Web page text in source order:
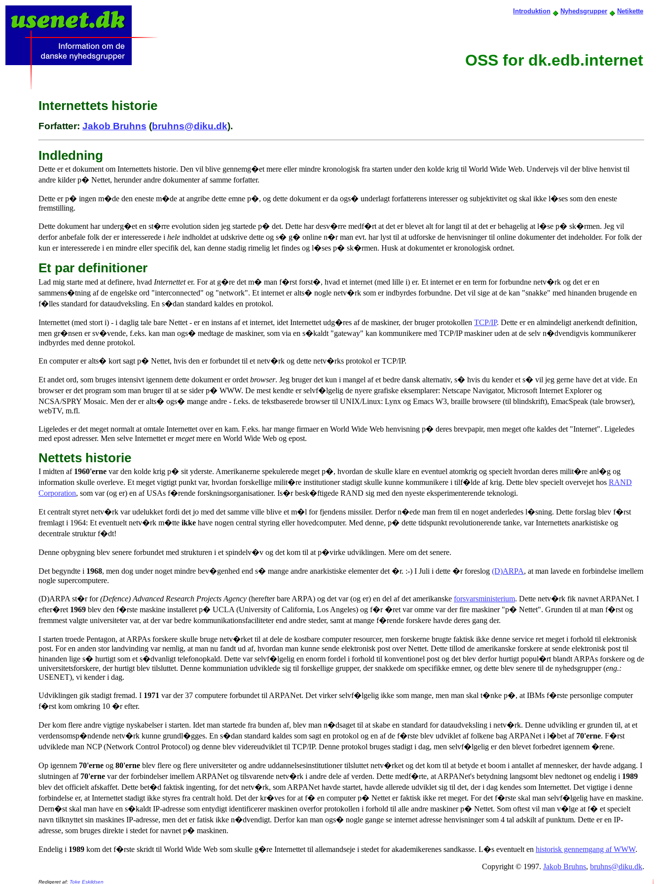
Introduktion Nyhedsgrupper Netikette
OSS for dk.edb.internet
Internettets historie
Forfatter: Jakob Bruhns (bruhns@diku.dk).
Indledning
Dette er et dokument om Internettets historie. Den vil blive gennemg�et mere eller mindre kronologisk fra starten under den kolde krig til World Wide Web. Undervejs vil der blive henvist til
andre kilder p� Nettet, herunder andre dokumenter af samme forfatter.
Dette er p� ingen m�de den eneste m�de at angribe dette emne p�, og dette dokument er da ogs� underlagt forfatterens interesser og subjektivitet og skal ikke l�ses som den eneste
fremstilling.
Dette dokument har underg�et en st�rre evolution siden jeg startede p� det. Dette har desv�rre medf�rt at det er blevet alt for langt til at det er behagelig at l�se p� sk�rmen. Jeg vil
derfor anbefale folk der er interesserede i hele indholdet at udskrive dette og s� g� online n�r man evt. har lyst til at udforske de henvisninger til online dokumenter det indeholder. For folk der
kun er interesserede i en mindre eller specifik del, kan denne stadig rimelig let findes og l�ses p� sk�rmen. Husk at dokumentet er kronologisk ordnet.
Et par definitioner
Lad mig starte med at definere, hvad Internetteter. For at g�re det m� man f�rst forst�, hvad et internet (med lille i) er. Et internet er en term for forbundne netv�rk og det er en
sammens�tning af de engelske ord "interconnected" og "network". Et internet er alts� nogle netv�rk som er indbyrdes forbundne. Det vil sige at de kan "snakke" med hinanden brugende en
f�lles standard for dataudveksling. En s�dan standard kaldes en protokol.
Internettet (med stort i) - i daglig tale bare Nettet - er en instans af et internet, idet Internettet udg�res af de maskiner, der bruger protokollen TCP/IP. Dette er en almindeligt anerkendt definition,
men gr�nsen er sv�vende, f.eks. kan man ogs� medtage de maskiner, som via en s�kaldt "gateway" kan kommunikere med TCP/IP maskiner uden at de selv n�dvendigvis kommunikerer
indbyrdes med denne protokol.
En computer er alts� kort sagt p� Nettet, hvis den er forbundet til et netv�rk og dette netv�rks protokol er TCP/IP.
Et andet ord, som bruges intensivt igennem dette dokument er ordet browser. Jeg bruger det kun i mangel af et bedre dansk alternativ, s� hvis du kender et s� vil jeg gerne have det at vide. En
browser er det program som man bruger til at se sider p� WWW. De mest kendte er selvf�lgelig de nyere grafiske eksemplarer: Netscape Navigator, Microsoft Internet Explorer og
NCSA/SPRY Mosaic. Men der er alts� ogs� mange andre - f.eks. de tekstbaserede browser til UNIX/Linux: Lynx og Emacs W3, braille browsere (til blindskrift), EmacSpeak (tale browser),
webTV, m.fl.
Ligeledes er det meget normalt at omtale Internettet over en kam. F.eks. har mange firmaer en World Wide Web henvisning p� deres brevpapir, men meget ofte kaldes det "Internet". Ligeledes
med epost adresser. Men selve Internettet ermegetmere en World Wide Web og epost.
Nettets historie
I midten af 1960'erne var den kolde krig p� sit yderste. Amerikanerne spekulerede meget p�, hvordan de skulle klare en eventuel atomkrig og specielt hvordan deres milit�re anl�g og
information skulle overleve. Et meget vigtigt punkt var, hvordan forskellige milit�re institutioner stadigt skulle kunne kommunikere i tilf�lde af krig. Dette blev specielt overvejet hos RAND
Corporation, som var (og er) en af USAs f�rende forskningsorganisationer. Is�r besk�ftigede RAND sig med den nyeste eksperimenterende teknologi.
Et centralt styret netv�rk var udelukket fordi det jo med det samme ville blive et m�l for fjendens missiler. Derfor n�ede man frem til en noget anderledes l�sning. Dette forslag blev f�rst
fremlagt i 1964: Et eventuelt netv�rk m�tte ikke have nogen central styring eller hovedcomputer. Med denne, p� dette tidspunkt revolutionerende tanke, var Internettets anarkistiske og
decentrale struktur f�dt!
Denne opbygning blev senere forbundet med strukturen i et spindelv�v og det kom til at p�virke udviklingen. Mere om det senere.
Det begyndte i 1968, men dog under noget mindre bev�genhed end s� mange andre anarkistiske elementer det �r. :-) I Juli i dette �r foreslog (D)ARPA, at man lavede en forbindelse imellem
nogle supercomputere.
(D)ARPA st�r for(Defence) Advanced Research Projects Agency (herefter bare ARPA) og det var (og er) en del af det amerikanske forsvarsministerium. Dette netv�rk fik navnet ARPANet. I
efter�ret 1969 blev den f�rste maskine installeret p� UCLA (University of California, Los Angeles) og f�r �ret var omme var der fire maskiner "p� Nettet". Grunden til at man f�rst og
fremmest valgte universiteter var, at der var bedre kommunikationsfaciliteter end andre steder, samt at mange f�rende forskere havde deres gang der.
I starten troede Pentagon, at ARPAs forskere skulle bruge netv�rket til at dele de kostbare computer resourcer, men forskerne brugte faktisk ikke denne service ret meget i forhold til elektronisk
post. For en anden stor landvinding var nemlig, at man nu fandt ud af, hvordan man kunne sende elektronisk post over Nettet. Dette tillod de amerikanske forskere at sende elektronisk post til
hinanden lige s� hurtigt som et s�dvanligt telefonopkald. Dette var selvf�lgelig en enorm fordel i forhold til konventionel post og det blev derfor hurtigt popul�rt blandt ARPAs forskere og de
universitetsforskere, der hurtigt blev tilsluttet. Denne kommuniation udviklede sig til forskellige grupper, der snakkede om specifikke emner, og dette blev senere til de nyhedsgrupper (eng.:
USENET), vi kender i dag.
Udviklingen gik stadigt fremad. I 1971 var der 37 computere forbundet til ARPANet. Det virker selvf�lgelig ikke som mange, men man skal t�nke p�, at IBMs f�rste personlige computer
f�rst kom omkring 10 �r efter.
Der kom flere andre vigtige nyskabelser i starten. Idet man startede fra bunden af, blev man n�dsaget til at skabe en standard for dataudveksling i netv�rk. Denne udvikling er grunden til, at et
verdensomsp�ndende netv�rk kunne grundl�gges. En s�dan standard kaldes som sagt en protokol og en af de f�rste blev udviklet af folkene bag ARPANet i l�bet af 70'erne. F�rst
udviklede man NCP (Network Control Protocol) og denne blev videreudviklet til TCP/IP. Denne protokol bruges stadigt i dag, men selvf�lgelig er den blevet forbedret igennem �rene.
Op igennem 70'erne og 80'erne blev flere og flere universiteter og andre uddannelsesinstitutioner tilsluttet netv�rket og det kom til at betyde et boom i antallet af mennesker, der havde adgang. I
slutningen af 70'erne var der forbindelser imellem ARPANet og tilsvarende netv�rk i andre dele af verden. Dette medf�rte, at ARPANet's betydning langsomt blev nedtonet og endelig i 1989
blev det officielt afskaffet. Dette bet�d faktisk ingenting, for det netv�rk, som ARPANet havde startet, havde allerede udviklet sig til det, der i dag kendes som Internettet. Det vigtige i denne
forbindelse er, at Internettet stadigt ikke styres fra centralt hold. Det der kr�ves for at f� en computer p� Nettet er faktisk ikke ret meget. For det f�rste skal man selvf�lgelig have en maskine.
Dern�st skal man have en s�kaldt IP-adresse som entydigt identificerer maskinen overfor protokollen i forhold til alle andre maskiner p� Nettet. Som oftest vil man v�lge at f� et specielt
navn tilknyttet sin maskines IP-adresse, men det er fatisk ikke n�dvendigt. Derfor kan man ogs� nogle gange se internet adresse henvisninger som 4 tal adskilt af punktum. Dette er en IP-
adresse, som bruges direkte i stedet for navnet p� maskinen.
Endelig i 1989 kom det f�rste skridt til World Wide Web som skulle g�re Internettet til allemandseje i stedet for akademikerenes sandkasse. L�s eventuelt en historisk gennemgang af WWW.
Copyright © 1997. Jakob Bruhns, bruhns@diku.dk.
Redigeret af: Toke Eskildsen